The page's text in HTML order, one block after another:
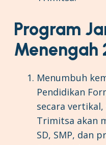
Program
Menengah
Menumbuh
Pendidikan
secara vertikal,
Trimitsa akan
SD, SMP, dan